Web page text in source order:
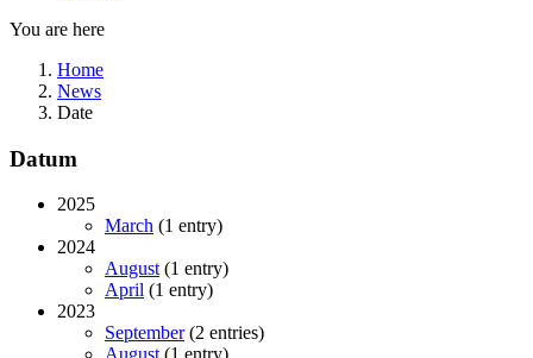
You are here
Home
News
Date
Datum
2025
March (1 entry)
2024
August(1 entry)
April (1 entry)
2023
September(2 entries)